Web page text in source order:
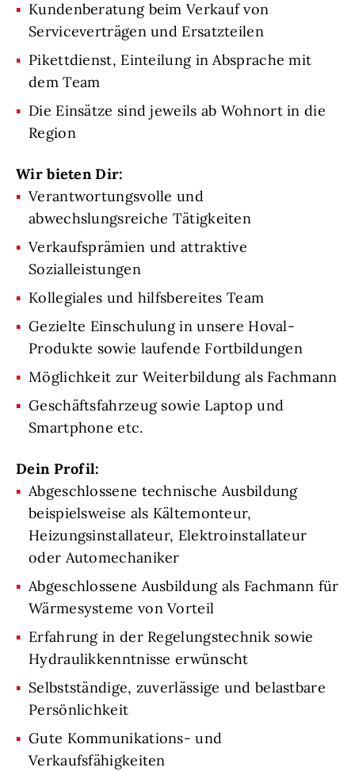
Kundenberatung beim Verkauf von
Serviceverträgen und Ersatzteilen
Pikettdienst, Einteilung in Absprache mit
dem Team
Die Einsätze sind jeweils ab Wohnort in die
Region
Wir bieten Dir:
Verantwortungsvolle und
abwechslungsreiche Tätigkeiten
Verkaufsprämien und attraktive
Sozialleistungen
Kollegiales und hilfsbereites Team
Gezielte Einschulung in unsere Hoval-
Produkte sowie laufende Fortbildungen
Möglichkeit zur Weiterbildung als Fachmann
Geschäftsfahrzeug sowie Laptop und
Smartphone etc.
Dein Profil:
Abgeschlossene technische Ausbildung
beispielsweise als Kältemonteur,
Heizungsinstallateur, Elektroinstallateur
oder Automechaniker
Abgeschlossene Ausbildung als Fachmann für
Wärmesysteme von Vorteil
Erfahrung in der Regelungstechnik sowie
Hydraulikkenntnisse erwünscht
Selbstständige, zuverlässige und belastbare
Persönlichkeit
Gute Kommunikations- und
Verkaufsfähigkeiten